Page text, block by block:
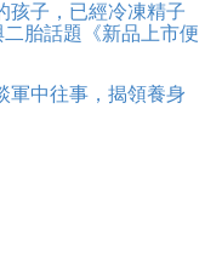
孩子，已經冷凍精子
胎話題《新品上市便
軍中往事，揭領養身